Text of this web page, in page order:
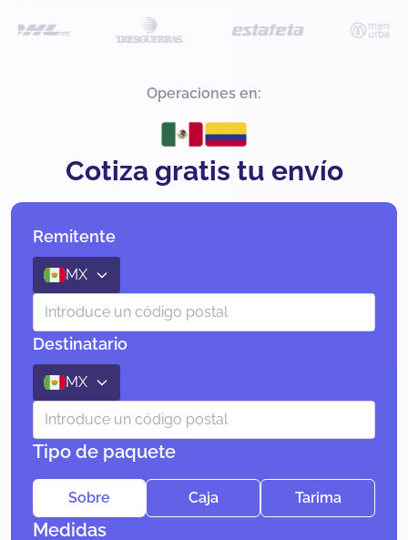
Operaciones en:
Cotiza gratis tu envío
Remitente
MX
Destinatario
MX
Tipo de paquete
Sobre Caja Tarima
Medidas